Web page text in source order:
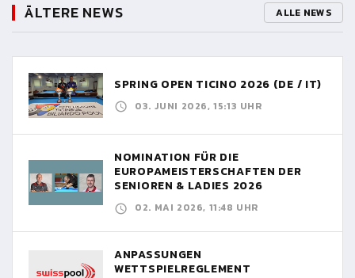
ÄLTERE NEWS ALLE NEWS
SPRING OPEN TICINO 2026 (DE / IT)
03. JUNI 2026, 15:13 UHR
NOMINATION FÜR DIE
EUROPAMEISTERSCHAFTEN DER
SENIOREN & LADIES 2026
02. MAI 2026, 11:48 UHR
ANPASSUNGEN
WETTSPIELREGLEMENT